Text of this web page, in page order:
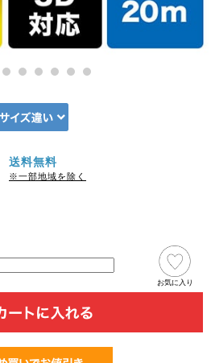
送料無料
※一部地域を除く
お気に入り